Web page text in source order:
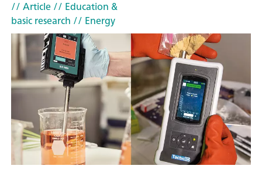
// Article// Education &
basic research // Energy